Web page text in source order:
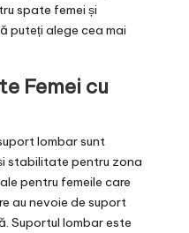
spate femei și
puteți alege cea mai
Femei cu
lombar sunt
stabilitate pentru zona
pentru femeile care
au nevoie de suport
Suportul lombar este